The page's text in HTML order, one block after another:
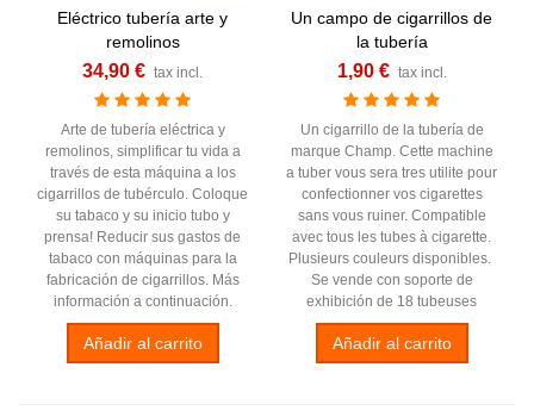
Eléctrico tubería arte y
remolinos
34,90 € tax incl.
Arte de tubería eléctrica y
remolinos, simplificar tu vida a
través de esta máquina a los
cigarrillos de tubérculo. Coloque
su tabaco y su inicio tubo y
prensa! Reducir sus gastos de
tabaco con máquinas para la
fabricación de cigarrillos. Más
información a continuación.
Añadir al carrito
Un campo de cigarrillos de
la tubería
1,90 € tax incl.
Un cigarrillo de la tubería de
marque Champ. Cette machine
a tuber vous sera tres utilite pour
confectionner vos cigarettes
sans vous ruiner. Compatible
avec tous les tubes à cigarette.
Plusieurs couleurs disponibles.
Se vende con soporte de
exhibición de 18 tubeuses
Añadir al carrito